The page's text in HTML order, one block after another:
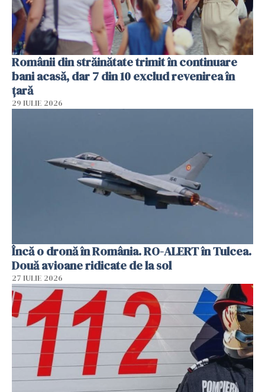
Românii din străinătate trimit în continuare
bani acasă, dar 7 din 10 exclud revenirea în
țară
29 IULIE 2026
Încă o dronă în România. RO-ALERT în Tulcea.
Două avioane ridicate de la sol
27 IULIE 2026